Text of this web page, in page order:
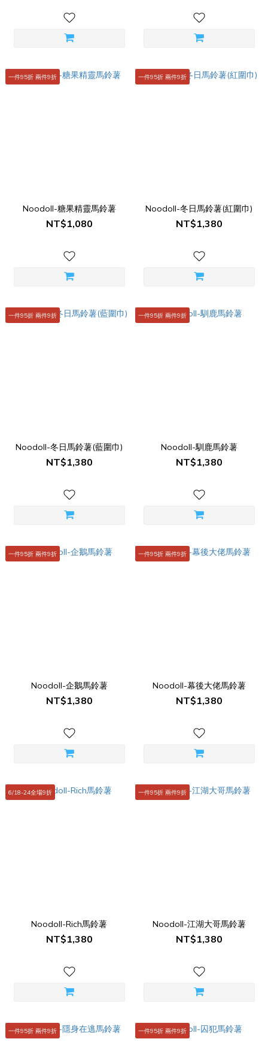
一件95折 兩件9折
Noodoll-糖果精靈馬鈴薯
NT$1,080
一件95折 兩件9折
Noodoll-冬日馬鈴薯(紅圍巾)
NT$1,380
一件95折 兩件9折
Noodoll-冬日馬鈴薯(藍圍巾)
NT$1,380
一件95折 兩件9折
Noodoll-馴鹿馬鈴薯
NT$1,380
一件95折 兩件9折
Noodoll-企鵝馬鈴薯
NT$1,380
一件95折 兩件9折
Noodoll-幕後大佬馬鈴薯
NT$1,380
6/18-24全場9折
Noodoll-Rich馬鈴薯
NT$1,380
一件95折 兩件9折
Noodoll-江湖大哥馬鈴薯
NT$1,380
一件95折 兩件9折 一件95折 兩件9折